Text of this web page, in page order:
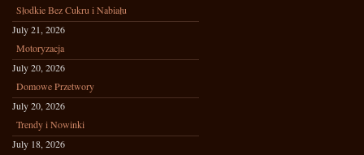
Słodkie Bez Cukru i Nabiału
July 21, 2026
Motoryzacja
July 20, 2026
Domowe Przetwory
July 20, 2026
Trendy i Nowinki
July 18, 2026